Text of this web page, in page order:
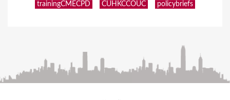
trainingCMECPD
CUHKCCOUC policybriefs